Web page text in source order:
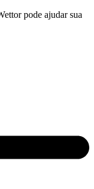
pode ajudar sua